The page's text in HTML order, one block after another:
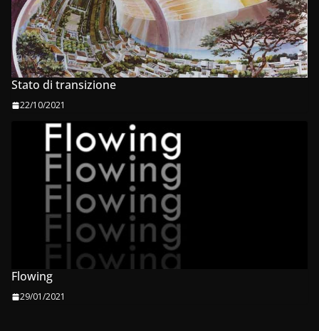
Stato di transizione
22/10/2021
Flowing
29/01/2021